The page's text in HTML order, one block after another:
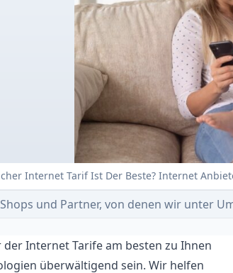
Internet Tarif Ist Der Beste? Internet
und Partner, von denen wir unter
Internet Tarife am besten zu Ihnen
überwältigend sein. Wir helfen